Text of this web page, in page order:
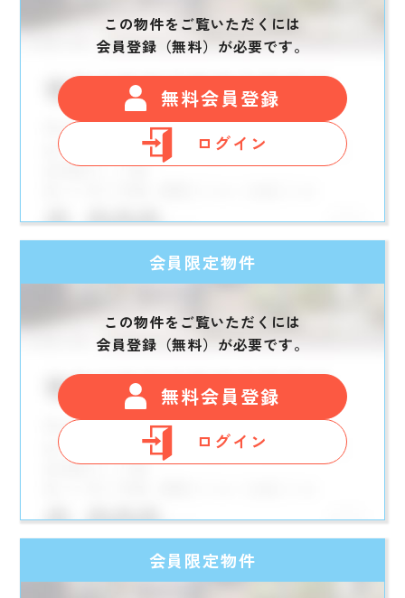
この物件をご覧いただくには
会員登録（無料）が必要です。
無料会員登録
ログイン
会員限定物件
この物件をご覧いただくには
会員登録（無料）が必要です。
無料会員登録
ログイン
会員限定物件